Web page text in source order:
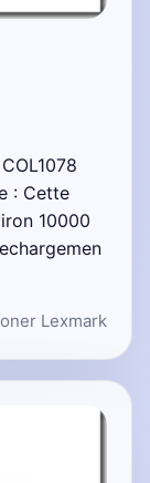
: Cette
10000
Lexmark